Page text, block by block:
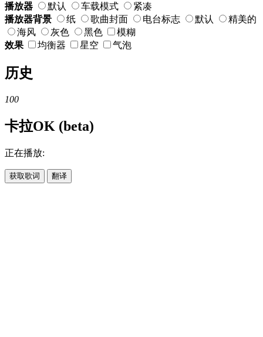
播放器
默认 车载模式
紧凑
播放器背景
纸 歌曲封面 电台标志 默认
精美的
海风
灰色 黑色
模糊
效果
均衡器 星空 气泡
历史
100
卡拉OK (beta)
正在播放:
获取歌词 翻译